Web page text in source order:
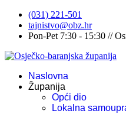
(031) 221-501
tajnistvo@obz.hr
Pon-Pet 7:30 - 15:30 //
Naslovna
Županija
Opći dio
Lokalna